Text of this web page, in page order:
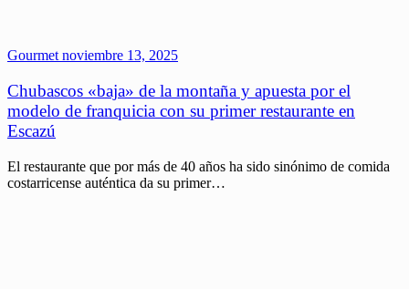
Gourmet noviembre 13, 2025
Chubascos «baja» de la montaña y apuesta por el
modelo de franquicia con su primer restaurante en
Escazú
El restaurante que por más de 40 años ha sido sinónimo de comida
costarricense auténtica da su primer…